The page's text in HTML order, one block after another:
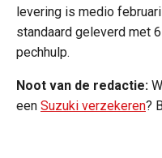
levering is medio
standaard geleverd met
pechhulp.
Noot van de redactie:
een Suzuki verzekeren?